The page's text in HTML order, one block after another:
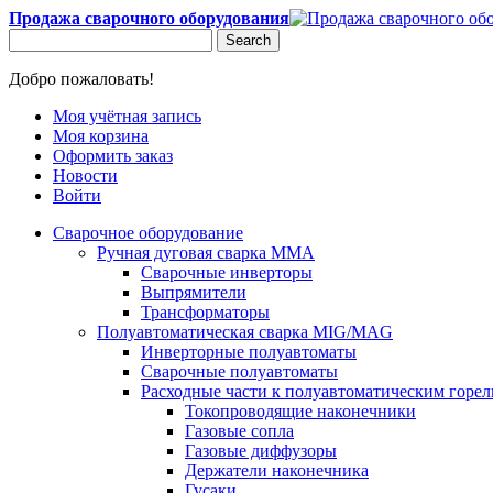
Продажа сварочного оборудования
Search
Добро пожаловать!
Моя учётная запись
Моя корзина
Оформить заказ
Новости
Войти
Сварочное оборудование
Ручная дуговая сварка MMA
Сварочные инверторы
Выпрямители
Трансформаторы
Полуавтоматическая сварка MIG/MAG
Инверторные полуавтоматы
Сварочные полуавтоматы
Расходные части к полуавтоматическим
Токопроводящие наконечники
Газовые сопла
Газовые диффузоры
Держатели наконечника